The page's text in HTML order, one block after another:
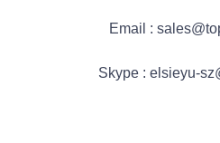
Email :
Skype : elsieyu-